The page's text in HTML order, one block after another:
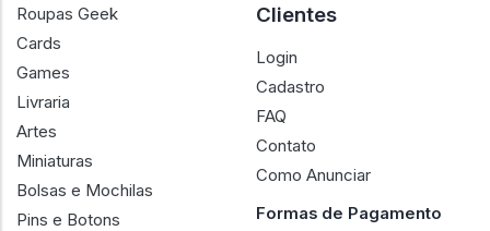
Roupas Geek
Cards
Games
Livraria
Artes
Miniaturas
Bolsas e Mochilas
Pins e Botons
Clientes
Login
Cadastro
FAQ
Contato
Como Anunciar
Formas de Pagamento